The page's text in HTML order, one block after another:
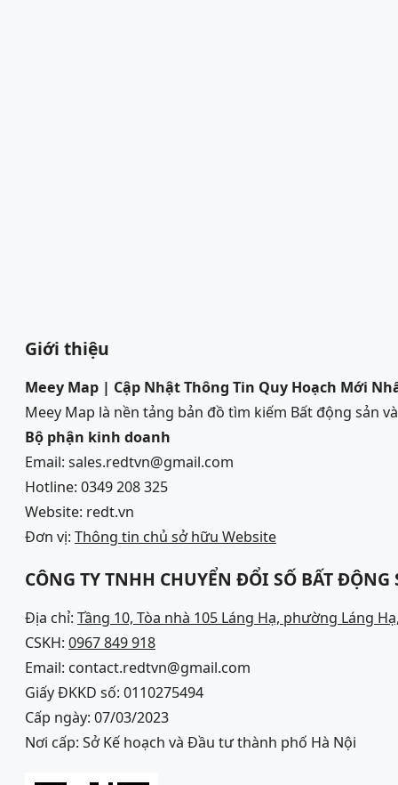
Giới thiệu
Meey Map | Cập Nhật Thông Tin Quy Hoạch Mới
Meey Map là nền tảng bản đồ tìm kiếm Bất động sản
Bộ phận kinh doanh
Email: sales.redtvn@gmail.com
Hotline: 0349 208 325
Website: redt.vn
Đơn vị: Thông tin chủ sở hữu Website
CÔNG TY TNHH CHUYỂN ĐỔI SỐ BẤT ĐỘNG
Địa chỉ: Tầng 10, Tòa nhà 105 Láng Hạ, phường Láng
CSKH: 0967 849 918
Email: contact.redtvn@gmail.com
Giấy ĐKKD số: 0110275494
Cấp ngày: 07/03/2023
Nơi cấp: Sở Kế hoạch và Đầu tư thành phố Hà Nội